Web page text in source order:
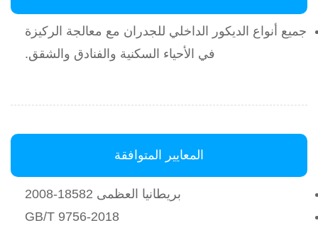
جميع أنواع الديكور الداخلي للجدران مع معالجة الركيزة
في الأحياء السكنية والفنادق والشقق.
المعايير المتوافقة
بريطانيا العظمى 18582-2008
GB/T 9756-2018